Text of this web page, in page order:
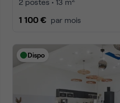
1 100 € par mois
Dispo